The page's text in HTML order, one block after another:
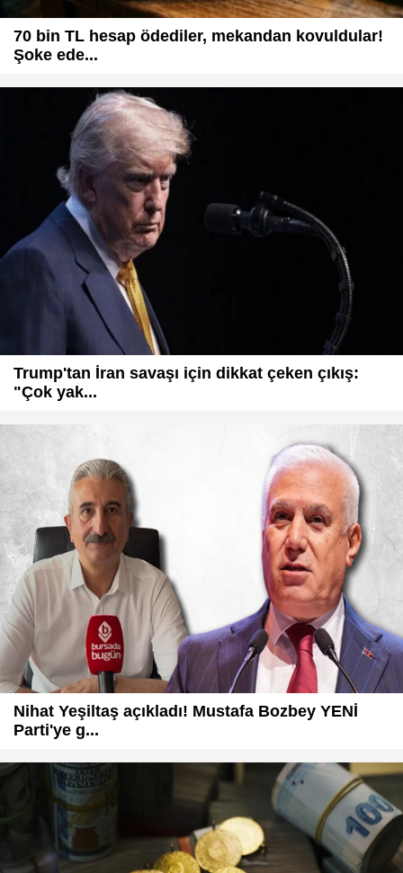
70 bin TL hesap ödediler, mekandan kovuldular!
Şoke ede...
Trump'tan İran savaşı için dikkat çeken çıkış:
"Çok yak...
Nihat Yeşiltaş açıkladı! Mustafa Bozbey YENİ
Parti'ye g...